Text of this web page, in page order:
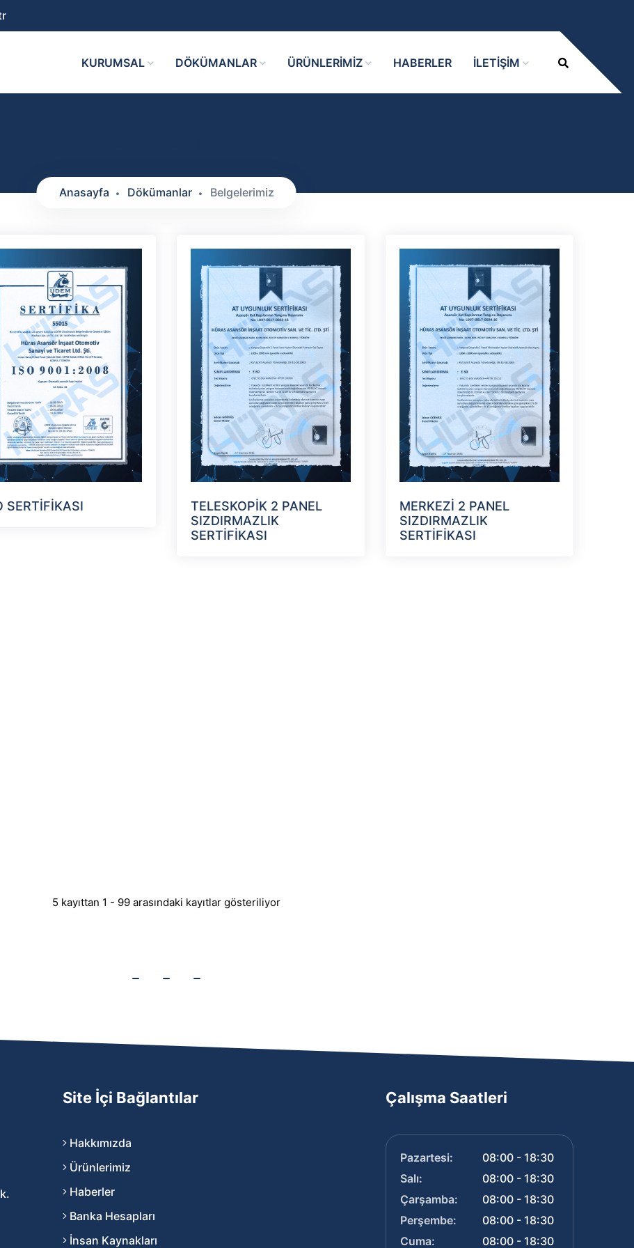
KURUMSAL DÖKÜMANLAR ÜRÜNLERİMİZ HABERLER İLETİŞİM
Anasayfa Dökümanlar Belgelerimiz
SERTİFİKASI
TELESKOPİK 2 PANEL
SIZDIRMAZLIK
SERTİFİKASI
MERKEZİ 2 PANEL
SIZDIRMAZLIK
SERTİFİKASI
5 kayıttan 1 - 99 arasındaki kayıtlar gösteriliyor
Site İçi Bağlantılar
Hakkımızda
Ürünlerimiz
Haberler
Banka Hesapları
İnsan Kaynakları
Çalışma Saatleri
Pazartesi:
08:00 - 18:30
Salı:
08:00 - 18:30
Çarşamba:
08:00 - 18:30
Perşembe:
08:00 - 18:30
Cuma:
08:00 - 18:30